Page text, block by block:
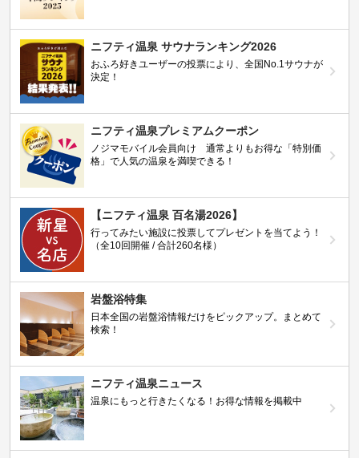
ニフティ温泉 サウナランキング2026
おふろ好きユーザーの投票により、全国No.1サウナが
決定！
ニフティ温泉プレミアムクーポン
ノジマモバイル会員向け 通常よりもお得な「特別価
格」で人気の温泉を満喫できる！
【ニフティ温泉 百名湯2026】
行ってみたい施設に投票してプレゼントを当てよう！
（全10回開催 / 合計260名様）
岩盤浴特集
日本全国の岩盤浴情報だけをピックアップ。まとめて
検索！
ニフティ温泉ニュース
温泉にもっと行きたくなる！お得な情報を掲載中